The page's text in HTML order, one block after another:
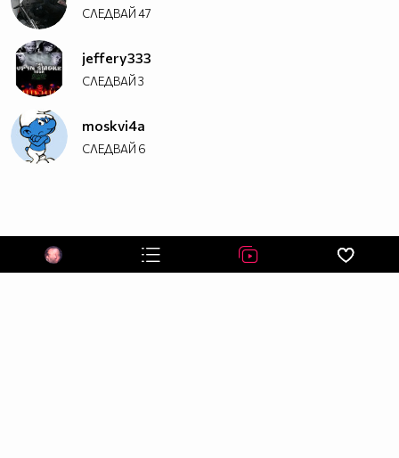
СЛЕДВАЙ47
jeffery333
СЛЕДВАЙ3
moskvi4a
СЛЕДВАЙ 6